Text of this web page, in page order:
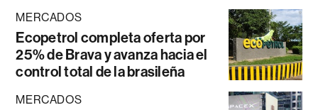
MERCADOS
Ecopetrol completa oferta por
25% de Brava y avanza hacia el
control total de la brasileña
MERCADOS